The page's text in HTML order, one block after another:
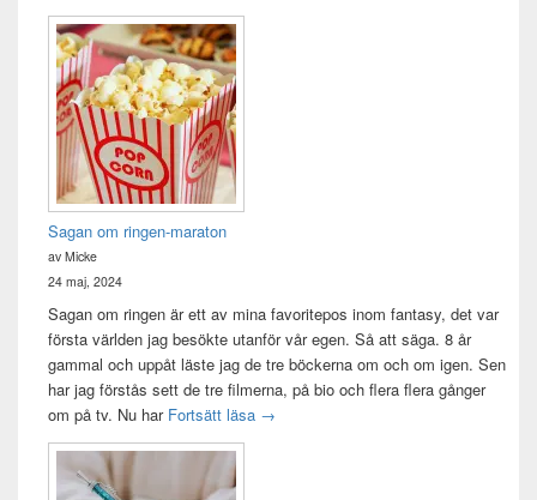
Sagan om ringen-maraton
av Micke
24 maj, 2024
Sagan om ringen är ett av mina favoritepos inom fantasy, det var
första världen jag besökte utanför vår egen. Så att säga. 8 år
gammal och uppåt läste jag de tre böckerna om och om igen. Sen
har jag förstås sett de tre filmerna, på bio och flera flera gånger
om på tv. Nu har Fortsätt läsa Sagan om ringen-maraton
→